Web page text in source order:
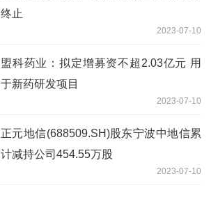
终止
2023-07-10
盟科药业：拟定增募资不超2.03亿元 用
于新药研发项目
2023-07-10
正元地信(688509.SH)股东宁波中地信累
计减持公司454.55万股
2023-07-10